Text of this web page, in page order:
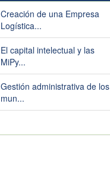
Creación de una Empresa
Logística...
El capital intelectual y las
MiPy...
Gestión administrativa de los
mun...